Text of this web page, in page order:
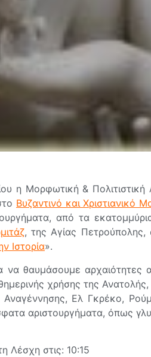
η Μορφωτική & Πολιτιστική
Βυζαντινό και Χριστιανικό
από τα
, της Αγίας Πετρούπολης,
Ιστορία».
να θαυμάσουμε αρχαιότητες
χρήσης της Ανατολής,
Ελ Γκρέκο,
αριστουργήματα, όπως
Λέσχη στις: 10:15